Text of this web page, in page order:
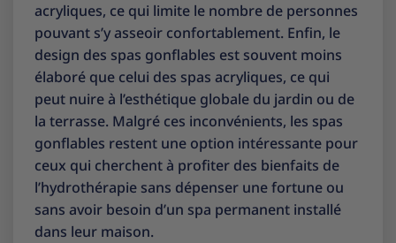
acryliques, ce qui limite le nombre de personnes
pouvant s’y asseoir confortablement. Enfin, le
design des spas gonflables est souvent moins
élaboré que celui des spas acryliques, ce qui
peut nuire à l’esthétique globale du jardin ou de
la terrasse. Malgré ces inconvénients, les spas
gonflables restent une option intéressante pour
ceux qui cherchent à profiter des bienfaits de
l’hydrothérapie sans dépenser une fortune ou
sans avoir besoin d’un spa permanent installé
dans leur maison.